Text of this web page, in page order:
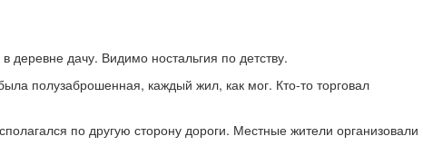
дачу. Видимо ностальгия по детству.
полузаброшенная, каждый жил, как мог. Кто-то торговал
по другую сторону дороги. Местные жители организовали